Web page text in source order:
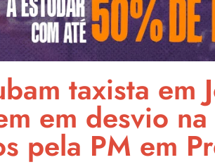
taxista em
em desvio
pela PM em